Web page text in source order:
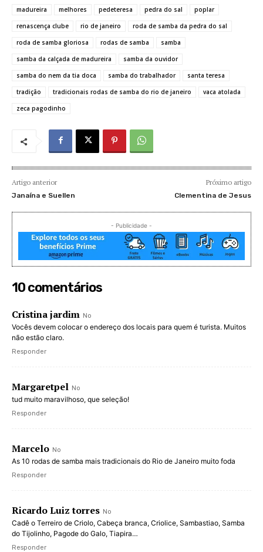
madureira
melhores pedeteresa pedra do sal
poplar
renascença clube
rio de janeiro
roda de samba da pedra do sal
roda de samba gloriosa
rodas de samba
samba
samba da calçada de madureira
samba da ouvidor
samba do nem da tia doca
samba do trabalhador
santa teresa
tradição
tradicionais rodas de samba do rio de janeiro
vaca atolada
zeca pagodinho
Artigo anterior
Janaína e Suellen
Próximo artigo
Clementina de Jesus
- Publicidade -
10 comentários
Cristina jardim No
Vocês devem colocar o endereço dos locais para quem é turista. Muitos
não estão claro.
Responder
Margaretpel No
tud muito maravilhoso, que seleção!
Responder
Marcelo No
As 10 rodas de samba mais tradicionais do Rio de Janeiro muito foda
Responder
Ricardo Luiz torres No
Cadê o Terreiro de Criolo, Cabeça branca, Criolice, Sambastiao, Samba
do Tijolinho, Pagode do Galo, Tiapira…
Responder